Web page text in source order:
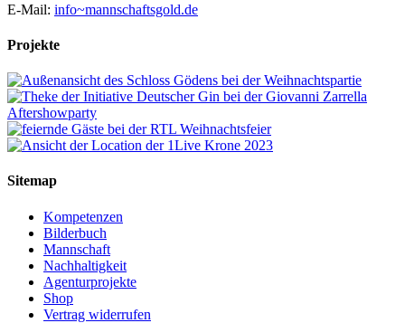
E-Mail: info~mannschaftsgold.de
Projekte
Sitemap
Kompetenzen
Bilderbuch
Mannschaft
Nachhaltigkeit
Agenturprojekte
Shop
Vertrag widerrufen